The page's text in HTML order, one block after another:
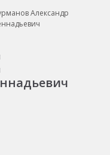
Александр